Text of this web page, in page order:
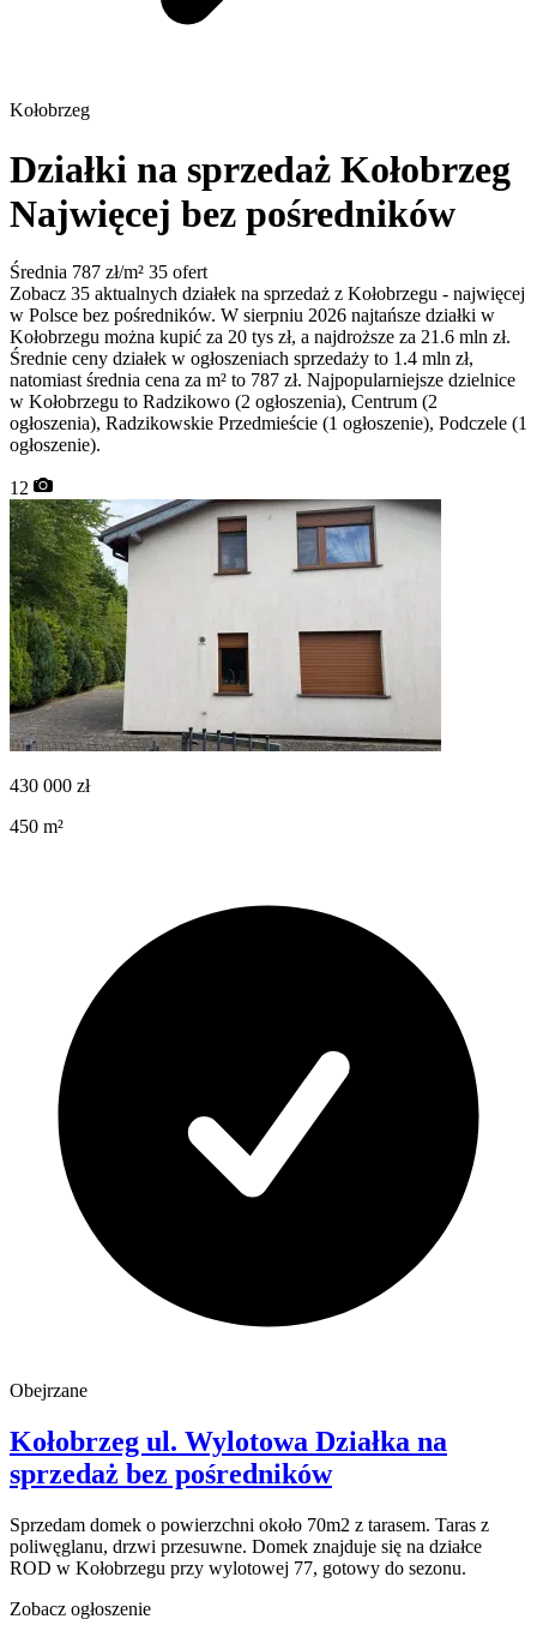
Kołobrzeg
Działki na sprzedaż Kołobrzeg
Najwięcej bez pośredników
Średnia 787 zł/m² 35 ofert
Zobacz 35 aktualnych działek na sprzedaż z Kołobrzegu - najwięcej
w Polsce bez pośredników. W sierpniu 2026 najtańsze działki w
Kołobrzegu można kupić za 20 tys zł, a najdroższe za 21.6 mln zł.
Średnie ceny działek w ogłoszeniach sprzedaży to 1.4 mln zł,
natomiast średnia cena za m² to 787 zł. Najpopularniejsze dzielnice
w Kołobrzegu to Radzikowo (2 ogłoszenia), Centrum (2
ogłoszenia), Radzikowskie Przedmieście (1 ogłoszenie), Podczele (1
ogłoszenie).
12
430 000 zł
450 m²
Obejrzane
Kołobrzeg ul. Wylotowa Działka na
sprzedaż bez pośredników
Sprzedam domek o powierzchni około 70m2 z tarasem. Taras z
poliwęglanu, drzwi przesuwne. Domek znajduje się na działce
ROD w Kołobrzegu przy wylotowej 77, gotowy do sezonu.
Zobacz ogłoszenie